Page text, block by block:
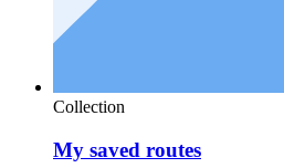
Collection
My saved routes